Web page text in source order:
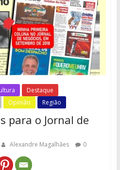
Destaque
Opinião Região
para o Jornal de
Alexandre Magalhães 0